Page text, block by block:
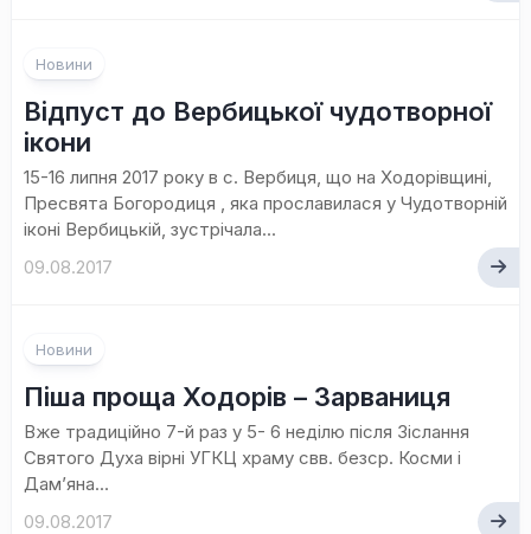
Новини
Відпуст до Вербицької чудотворної
ікони
15-16 липня 2017 року в с. Вербиця, що на Ходорівщині,
Пресвята Богородиця , яка прославилася у Чудотворній
іконі Вербицькій, зустрічала...
09.08.2017
Новини
Піша проща Ходорів – Зарваниця
Вже традиційно 7-й раз у 5- 6 неділю після Зіслання
Святого Духа вірні УГКЦ храму свв. безср. Косми і
Дам’яна...
09.08.2017